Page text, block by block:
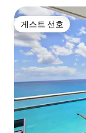
게스트 선호
게스트 선호